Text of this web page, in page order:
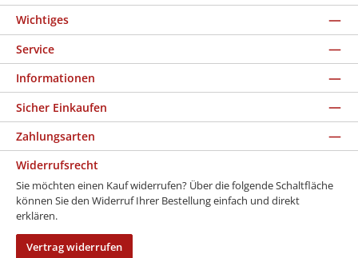
Wichtiges
Service
Informationen
Sicher Einkaufen
Zahlungsarten
Widerrufsrecht
Sie möchten einen Kauf widerrufen? Über die folgende Schaltfläche
können Sie den Widerruf Ihrer Bestellung einfach und direkt
erklären.
Vertrag widerrufen